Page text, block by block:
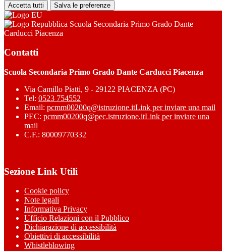
Accetta tutti Salva le preferenze
Scuola Secondaria Primo Grado Dante
Carducci Piacenza
Contatti
Scuola Secondaria Primo Grado Dante Carducci Piacenza
Via Camillo Piatti, 9 - 29122 PIACENZA (PC)
Tel: 0523 754552
Email: pcmm00200q@istruzione.itLink per inviare una mail
PEC: pcmm00200q@pec.istruzione.itLink per inviare una
mail
C.F.: 80009770332
Sezione Link Utili
Cookie policy
Note legali
Informativa Privacy
Ufficio Relazioni con il Pubblico
Dichiarazione di accessibilità
Obiettivi di accessibilità
Whistleblowing